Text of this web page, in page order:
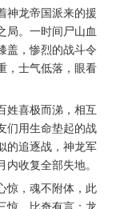
神龙帝国派来的援
局。一时间尸山血
盖，惨烈的战斗令
，士气低落，眼看
姓喜极而涕，相互
们用生命垫起的战
的追逐战，神龙军
收复全部失地。
惊，魂不附体，此